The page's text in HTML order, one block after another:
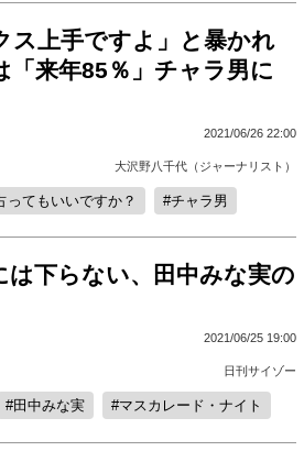
ス上手ですよ」と暴かれ
「来年85％」チャラ男に
2021/06/26 22:00
大沢野八千代（ジャーナリスト）
ってもいいですか？ チャラ男
は下らない、田中みな実の
2021/06/25 19:00
日刊サイゾー
田中みな実 マスカレード・ナイト